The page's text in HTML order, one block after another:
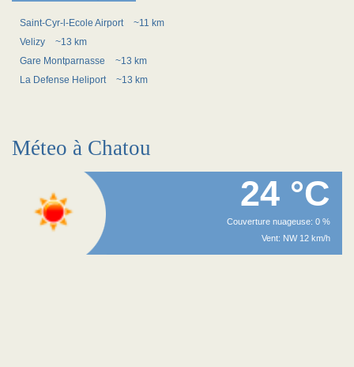
Saint-Cyr-l-Ecole Airport
~11 km
Velizy
~13 km
Gare Montparnasse
~13 km
La Defense Heliport
~13 km
Méteo à Chatou
24 °C
Couverture nuageuse: 0 %
Vent: NW 12 km/h